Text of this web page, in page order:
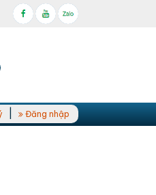
Đăng nhập